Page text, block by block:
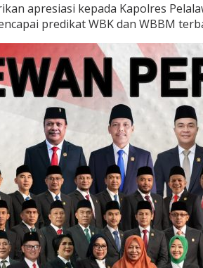
apresiasi kepada Kapolres
predikat WBK dan WBBM